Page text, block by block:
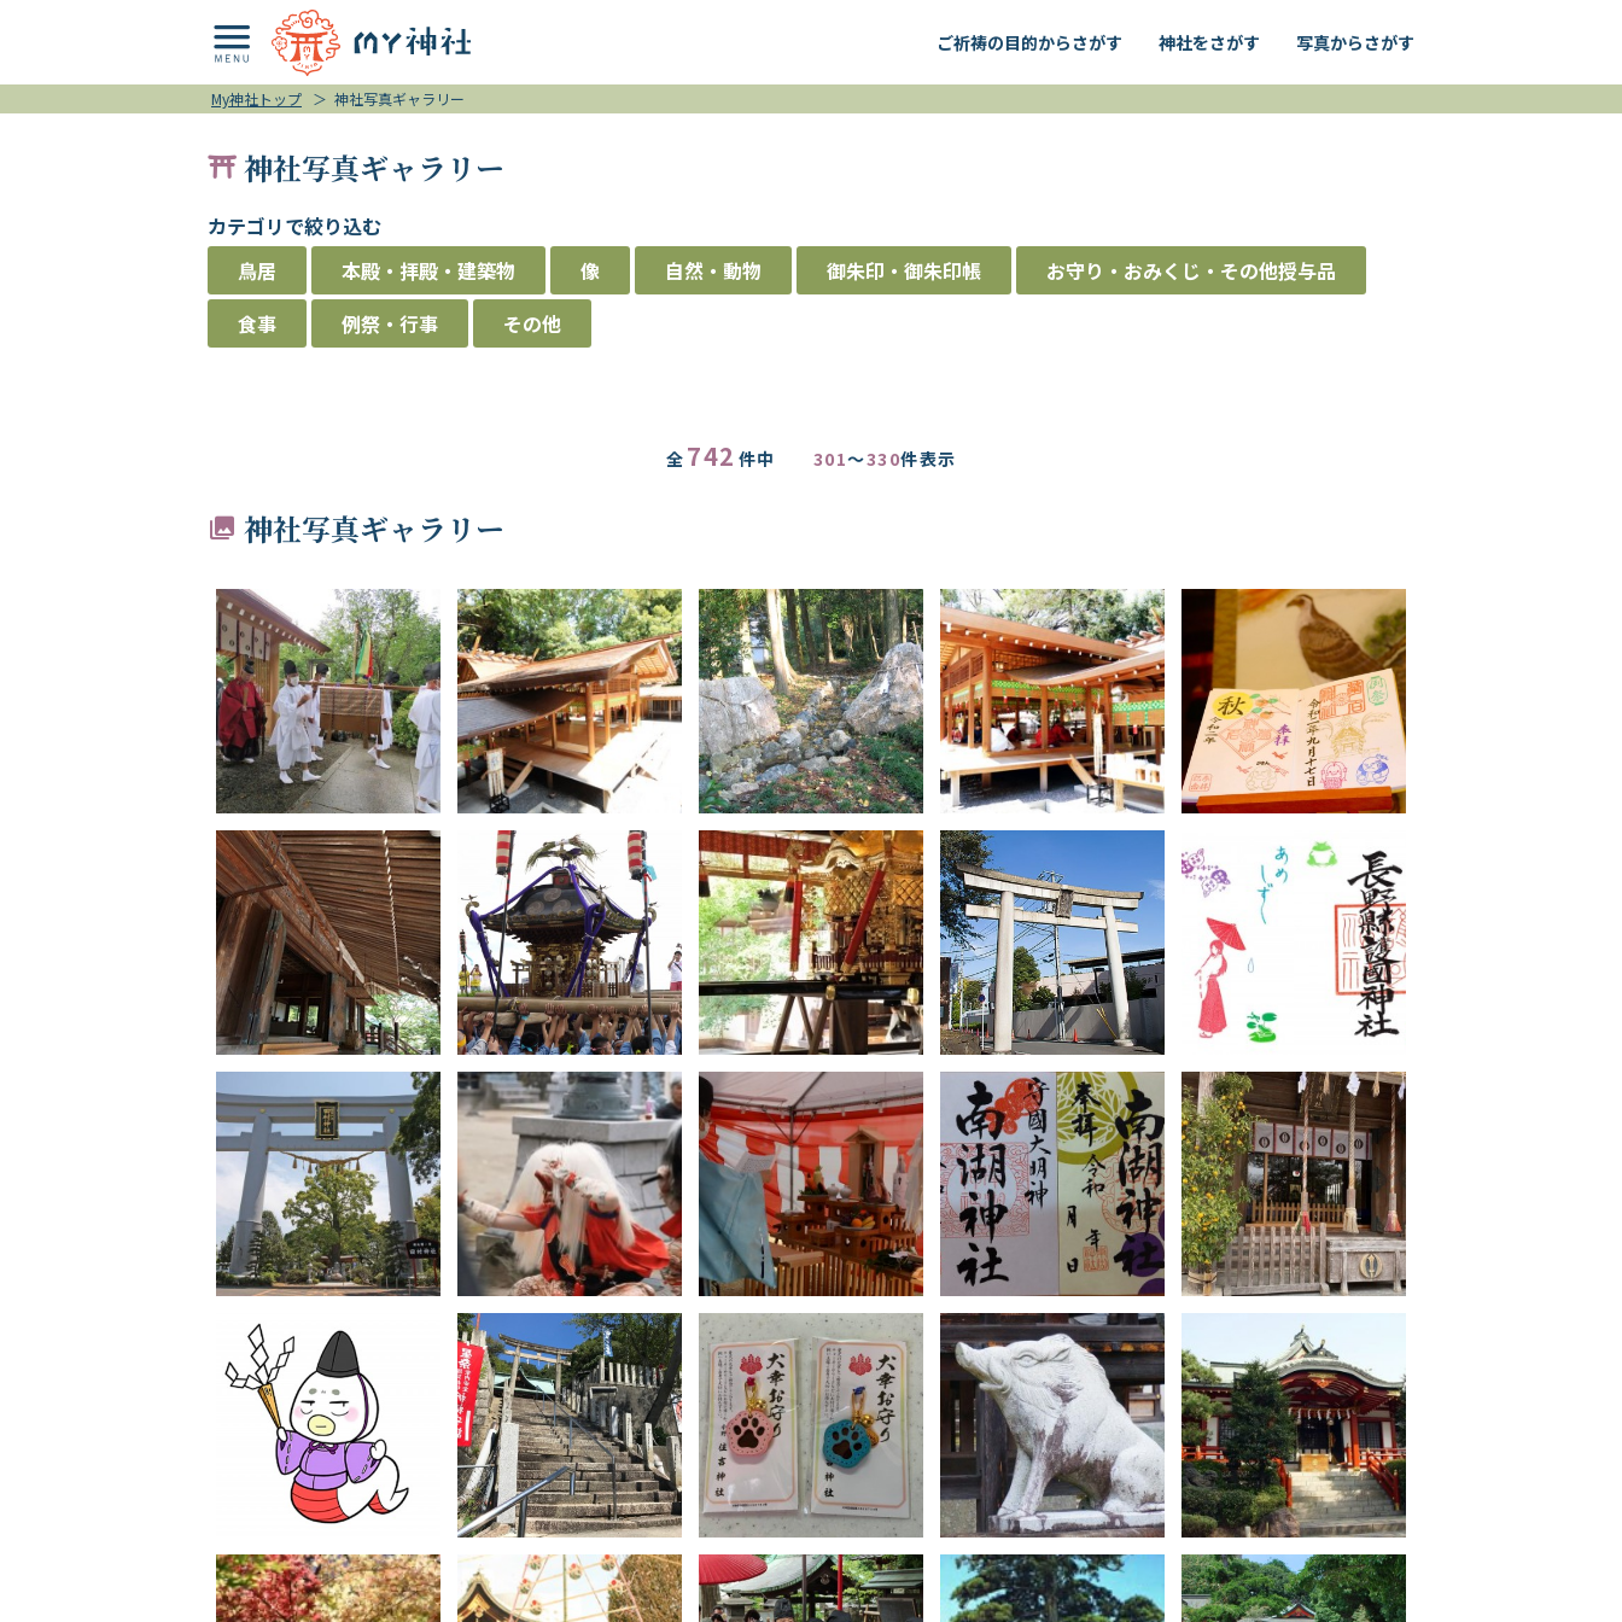
ご祈祷の目的からさがす 神社をさがす 写真からさがす
My神社トップ ＞ 神社写真ギャラリー
神社写真ギャラリー
カテゴリで絞り込む
鳥居
本殿・拝殿・建築物 像 自然・動物 御朱印・御朱印帳
お守り・おみくじ・その他授与品
食事
例祭・行事 その他
全 742 件中 301～330件表示
神社写真ギャラリー